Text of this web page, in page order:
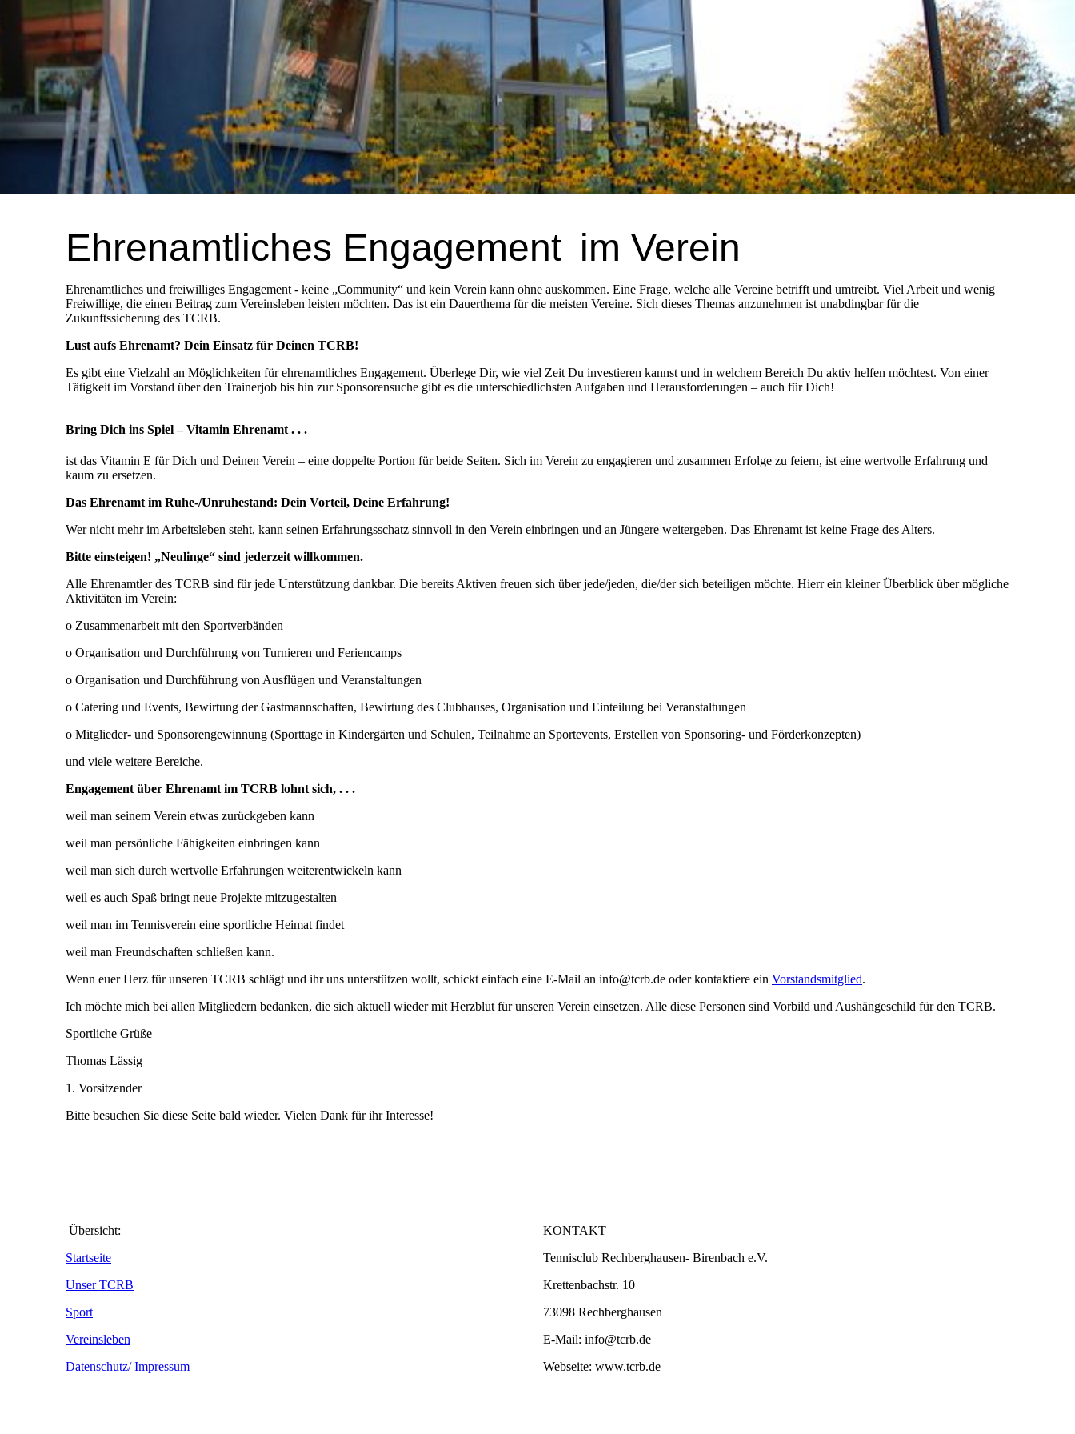
Ehrenamtliches Engagement im Verein
Ehrenamtliches und freiwilliges Engagement - keine „Community“ und kein Verein kann ohne auskommen. Eine Frage, welche alle Vereine betrifft und umtreibt. Viel Arbeit und wenig
Freiwillige, die einen Beitrag zum Vereinsleben leisten möchten. Das ist ein Dauerthema für die meisten Vereine. Sich dieses Themas anzunehmen ist unabdingbar für die
Zukunftssicherung des TCRB.
Lust aufs Ehrenamt? Dein Einsatz für Deinen TCRB!
Es gibt eine Vielzahl an Möglichkeiten für ehrenamtliches Engagement. Überlege Dir, wie viel Zeit Du investieren kannst und in welchem Bereich Du aktiv helfen möchtest. Von einer
Tätigkeit im Vorstand über den Trainerjob bis hin zur Sponsorensuche gibt es die unterschiedlichsten Aufgaben und Herausforderungen – auch für Dich!
Bring Dich ins Spiel – Vitamin Ehrenamt . . .
ist das Vitamin E für Dich und Deinen Verein – eine doppelte Portion für beide Seiten. Sich im Verein zu engagieren und zusammen Erfolge zu feiern, ist eine wertvolle Erfahrung und
kaum zu ersetzen.
Das Ehrenamt im Ruhe-/Unruhestand: Dein Vorteil, Deine Erfahrung!
Wer nicht mehr im Arbeitsleben steht, kann seinen Erfahrungsschatz sinnvoll in den Verein einbringen und an Jüngere weitergeben. Das Ehrenamt ist keine Frage des Alters.
Bitte einsteigen! „Neulinge“ sind jederzeit willkommen.
Alle Ehrenamtler des TCRB sind für jede Unterstützung dankbar. Die bereits Aktiven freuen sich über jede/jeden, die/der sich beteiligen möchte. Hierr ein kleiner Überblick über mögliche
Aktivitäten im Verein:
o Zusammenarbeit mit den Sportverbänden
o Organisation und Durchführung von Turnieren und Feriencamps
o Organisation und Durchführung von Ausflügen und Veranstaltungen
o Catering und Events, Bewirtung der Gastmannschaften, Bewirtung des Clubhauses, Organisation und Einteilung bei Veranstaltungen
o Mitglieder- und Sponsorengewinnung (Sporttage in Kindergärten und Schulen, Teilnahme an Sportevents, Erstellen von Sponsoring- und Förderkonzepten)
und viele weitere Bereiche.
Engagement über Ehrenamt im TCRB lohnt sich, . . .
weil man seinem Verein etwas zurückgeben kann
weil man persönliche Fähigkeiten einbringen kann
weil man sich durch wertvolle Erfahrungen weiterentwickeln kann
weil es auch Spaß bringt neue Projekte mitzugestalten
weil man im Tennisverein eine sportliche Heimat findet
weil man Freundschaften schließen kann.
Wenn euer Herz für unseren TCRB schlägt und ihr uns unterstützen wollt, schickt einfach eine E-Mail an info@tcrb.de oder kontaktiere ein Vorstandsmitglied.
Ich möchte mich bei allen Mitgliedern bedanken, die sich aktuell wieder mit Herzblut für unseren Verein einsetzen. Alle diese Personen sind Vorbild und Aushängeschild für den TCRB.
Sportliche Grüße
Thomas Lässig
1. Vorsitzender
Bitte besuchen Sie diese Seite bald wieder. Vielen Dank für ihr Interesse!
Übersicht:
Startseite
Unser TCRB
Sport
Vereinsleben
Datenschutz/ Impressum
KONTAKT
Tennisclub Rechberghausen- Birenbach e.V.
Krettenbachstr. 10
73098 Rechberghausen
E-Mail: info@tcrb.de
Webseite: www.tcrb.de